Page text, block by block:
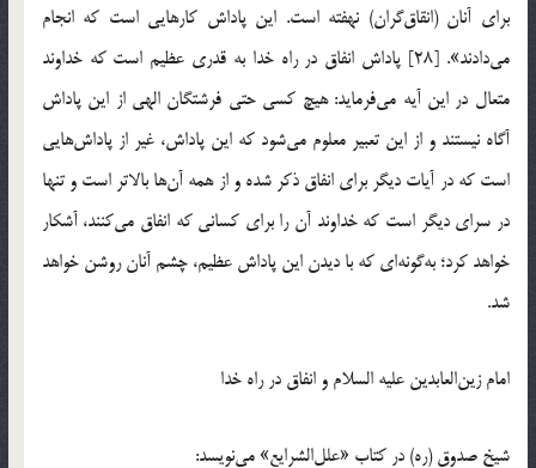
برای آنان (انقاق‌گران) نهفته است. این پاداش کارهایی است که انجام
می‌دادند». [28] پاداش انفاق در راه خدا به قدری عظیم است که خداوند
متعال در این آیه می‌فرماید: هیچ کسی حتی فرشتگان الهی از این پاداش
آگاه نیستند و از این تعبیر معلوم می‌شود که این پاداش، غیر از پاداش‌هایی
است که در آیات دیگر برای انفاق ذکر شده و از همه آن‌ها بالاتر است و تنها
در سرای دیگر است که خداوند آن را برای کسانی که انفاق می‌کنند، آشکار
خواهد کرد؛ به‌گونه‌ای که با دیدن این پاداش عظیم، چشم آنان روشن خواهد
شد.
امام زین‌العابدین علیه السلام و انفاق در راه خدا
شیخ صدوق (ره) در کتاب «علل‌الشرایع» می‌نویسد: